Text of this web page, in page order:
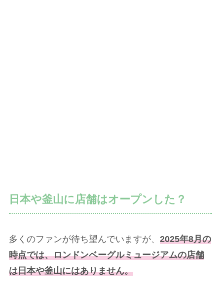
日本や釜山に店舗はオープンした？
多くのファンが待ち望んでいますが、 2025年8月の
時点では、ロンドンベーグルミュージアムの店舗
は日本や釜山にはありません。